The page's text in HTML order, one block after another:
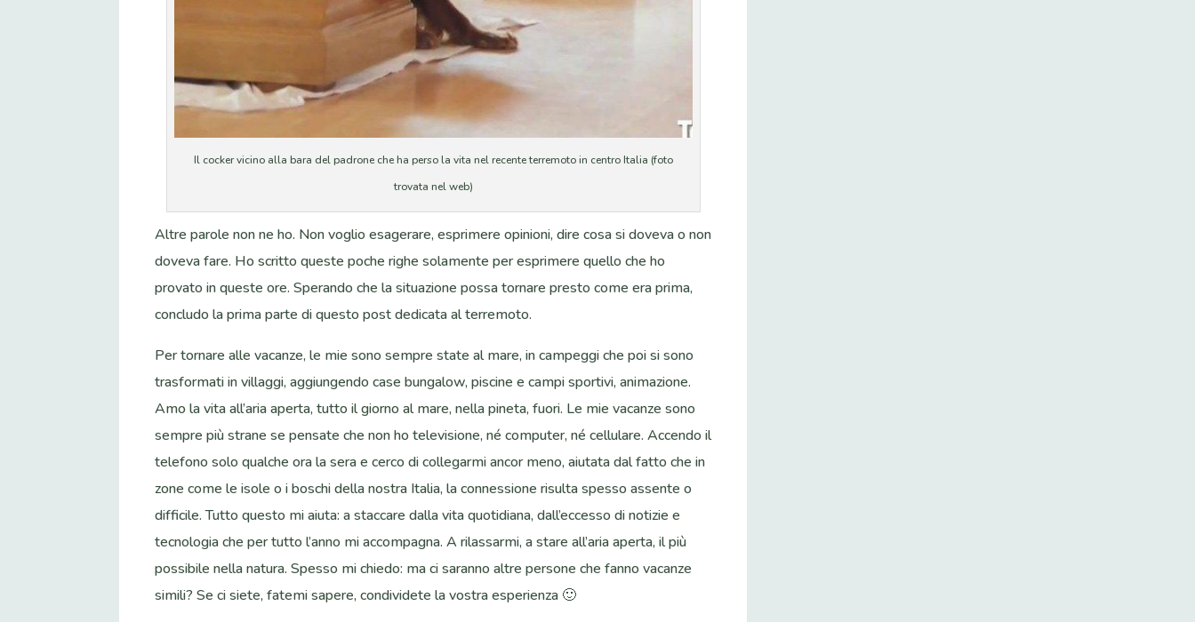
Il cocker vicino alla bara del padrone che ha perso la vita nel recente terremoto in centro Italia (foto
trovata nel web)
Altre parole non ne ho. Non voglio esagerare, esprimere opinioni, dire cosa si doveva o non
doveva fare. Ho scritto queste poche righe solamente per esprimere quello che ho
provato in queste ore. Sperando che la situazione possa tornare presto come era prima,
concludo la prima parte di questo post dedicata al terremoto.
Per tornare alle vacanze, le mie sono sempre state al mare, in campeggi che poi si sono
trasformati in villaggi, aggiungendo case bungalow, piscine e campi sportivi, animazione.
Amo la vita all’aria aperta, tutto il giorno al mare, nella pineta, fuori. Le mie vacanze sono
sempre più strane se pensate che non ho televisione, né computer, né cellulare. Accendo il
telefono solo qualche ora la sera e cerco di collegarmi ancor meno, aiutata dal fatto che in
zone come le isole o i boschi della nostra Italia, la connessione risulta spesso assente o
difficile. Tutto questo mi aiuta: a staccare dalla vita quotidiana, dall’eccesso di notizie e
tecnologia che per tutto l’anno mi accompagna. A rilassarmi, a stare all’aria aperta, il più
possibile nella natura. Spesso mi chiedo: ma ci saranno altre persone che fanno vacanze
simili? Se ci siete, fatemi sapere, condividete la vostra esperienza 🙂